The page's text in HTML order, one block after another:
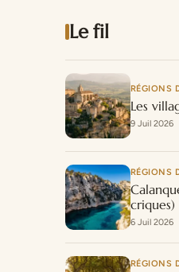
Le fil
RÉGIONS
Les
9 Juil 2026
RÉGIONS
criques)
6 Juil 2026
RÉGIONS